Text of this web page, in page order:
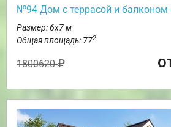
№94 Дом с террасой и балконом
Размер: 6х7 м
Общая площадь: 772
1800620